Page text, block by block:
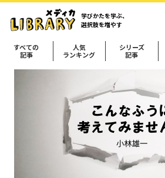
学びかたを学ぶ、
選択肢を増やす
すべての
記事
人気
ランキング
シリーズ
記事